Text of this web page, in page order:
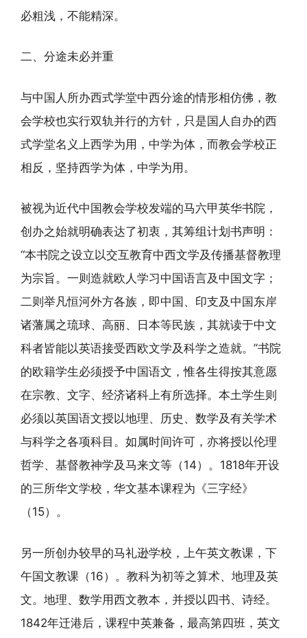
必粗浅，不能精深。
二、分途未必并重
与中国人所办西式学堂中西分途的情形相仿佛，教
会学校也实行双轨并行的方针，只是国人自办的西
式学堂名义上西学为用，中学为体，而教会学校正
相反，坚持西学为体，中学为用。
被视为近代中国教会学校发端的马六甲英华书院，
创办之始就明确表达了初衷，其筹组计划书声明：
“本书院之设立以交互教育中西文学及传播基督教理
为宗旨。一则造就欧人学习中国语言及中国文字；
二则举凡恒河外方各族，即中国、印支及中国东岸
诸藩属之琉球、高丽、日本等民族，其就读于中文
科者皆能以英语接受西欧文学及科学之造就。”书院
的欧籍学生必须授予中国语文，惟各生得按其意愿
在宗教、文字、经济诸科上有所选择。本土学生则
必须以英国语文授以地理、历史、数学及有关学术
与科学之各项科目。如属时间许可，亦将授以伦理
哲学、基督教神学及马来文等（14）。1818年开设
的三所华文学校，华文基本课程为《三字经》
（15）。
另一所创办较早的马礼逊学校，上午英文教课，下
午国文教课（16）。教科为初等之算术、地理及英
文。地理、数学用西文教本，并授以四书、诗经。
1842年迁港后，课程中英兼备，最高第四班，英文